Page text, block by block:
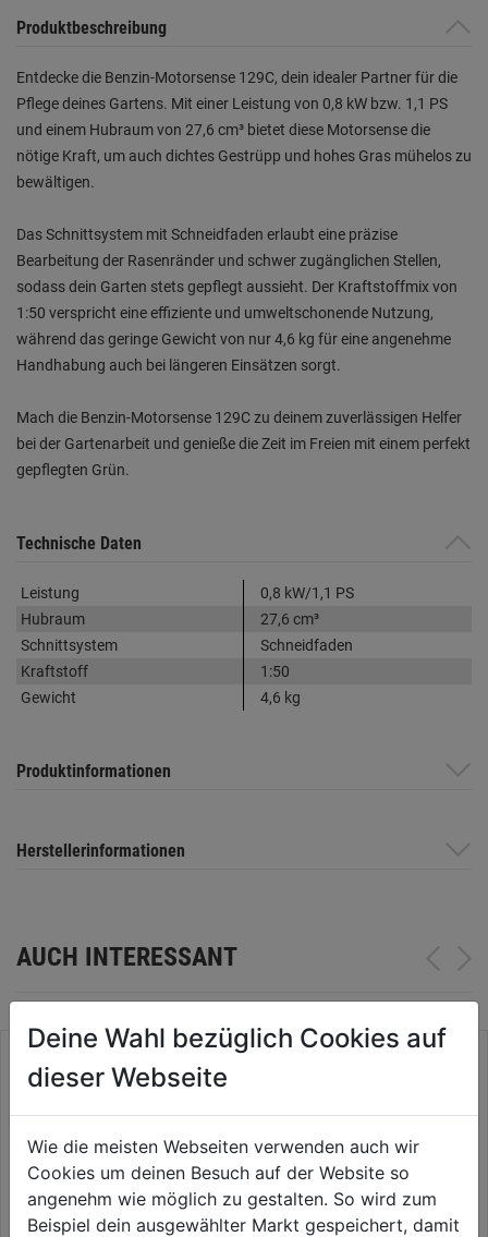
Produktbeschreibung
Entdecke die Benzin-Motorsense 129C, dein idealer Partner für die
Pflege deines Gartens. Mit einer Leistung von 0,8 kW bzw. 1,1 PS
und einem Hubraum von 27,6 cm³ bietet diese Motorsense die
nötige Kraft, um auch dichtes Gestrüpp und hohes Gras mühelos zu
bewältigen.
Das Schnittsystem mit Schneidfaden erlaubt eine präzise
Bearbeitung der Rasenränder und schwer zugänglichen Stellen,
sodass dein Garten stets gepflegt aussieht. Der Kraftstoffmix von
1:50 verspricht eine effiziente und umweltschonende Nutzung,
während das geringe Gewicht von nur 4,6 kg für eine angenehme
Handhabung auch bei längeren Einsätzen sorgt.
Mach die Benzin-Motorsense 129C zu deinem zuverlässigen Helfer
bei der Gartenarbeit und genieße die Zeit im Freien mit einem perfekt
gepflegten Grün.
Technische Daten
Leistung
0,8 kW/1,1 PS
Hubraum
27,6 cm³
Schnittsystem
Schneidfaden
Kraftstoff
1:50
Gewicht
4,6 kg
Produktinformationen
Herstellerinformationen
AUCH INTERESSANT
Deine Wahl bezüglich Cookies auf
dieser Webseite
Wie die meisten Webseiten verwenden auch wir
Cookies um deinen Besuch auf der Website so
angenehm wie möglich zu gestalten. So wird zum
Beispiel dein ausgewählter Markt gespeichert, damit